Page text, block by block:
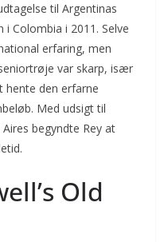
til Argentinas
Colombia i 2011. Selve
erfaring, men
var skarp, især
hente den erfarne
Med udsigt til
begyndte Rey at
Old